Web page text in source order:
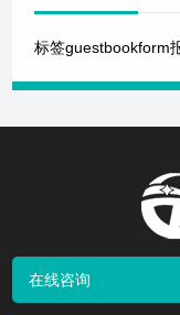
标签guestbookform
在线咨询